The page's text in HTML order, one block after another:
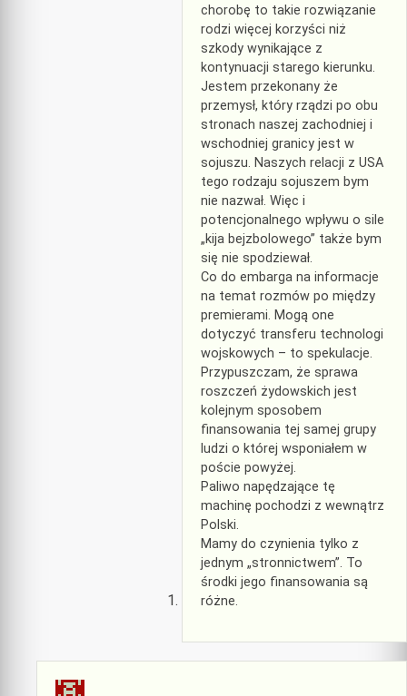
chorobę to takie rozwiązanie
rodzi więcej korzyści niż
szkody wynikające z
kontynuacji starego kierunku.
Jestem przekonany że
przemysł, który rządzi po obu
stronach naszej zachodniej i
wschodniej granicy jest w
sojuszu. Naszych relacji z USA
tego rodzaju sojuszem bym
nie nazwał. Więc i
potencjonalnego wpływu o sile
„kija bejzbolowego” także bym
się nie spodziewał.
Co do embarga na informacje
na temat rozmów po między
premierami. Mogą one
dotyczyć transferu technologi
wojskowych – to spekulacje.
Przypuszczam, że sprawa
roszczeń żydowskich jest
kolejnym sposobem
finansowania tej samej grupy
ludzi o której wsponiałem w
poście powyżej.
Paliwo napędzające tę
machinę pochodzi z wewnątrz
Polski.
Mamy do czynienia tylko z
jednym „stronnictwem”. To
środki jego finansowania są
różne.